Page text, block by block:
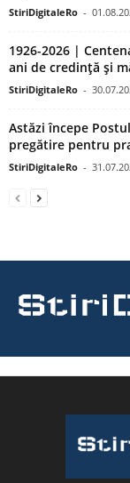
StiriDigitaleRo -
1926-2026 |
ani de credință și
StiriDigitaleRo -
Astăzi începe
pregătire pentru
StiriDigitaleRo -